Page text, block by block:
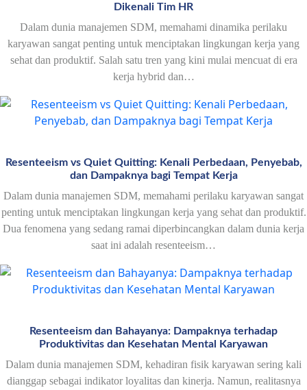
Dikenali Tim HR
Dalam dunia manajemen SDM, memahami dinamika perilaku
karyawan sangat penting untuk menciptakan lingkungan kerja yang
sehat dan produktif. Salah satu tren yang kini mulai mencuat di era
kerja hybrid dan…
Resenteeism vs Quiet Quitting: Kenali Perbedaan, Penyebab,
dan Dampaknya bagi Tempat Kerja
Dalam dunia manajemen SDM, memahami perilaku karyawan sangat
penting untuk menciptakan lingkungan kerja yang sehat dan produktif.
Dua fenomena yang sedang ramai diperbincangkan dalam dunia kerja
saat ini adalah resenteeism…
Resenteeism dan Bahayanya: Dampaknya terhadap
Produktivitas dan Kesehatan Mental Karyawan
Dalam dunia manajemen SDM, kehadiran fisik karyawan sering kali
dianggap sebagai indikator loyalitas dan kinerja. Namun, realitasnya